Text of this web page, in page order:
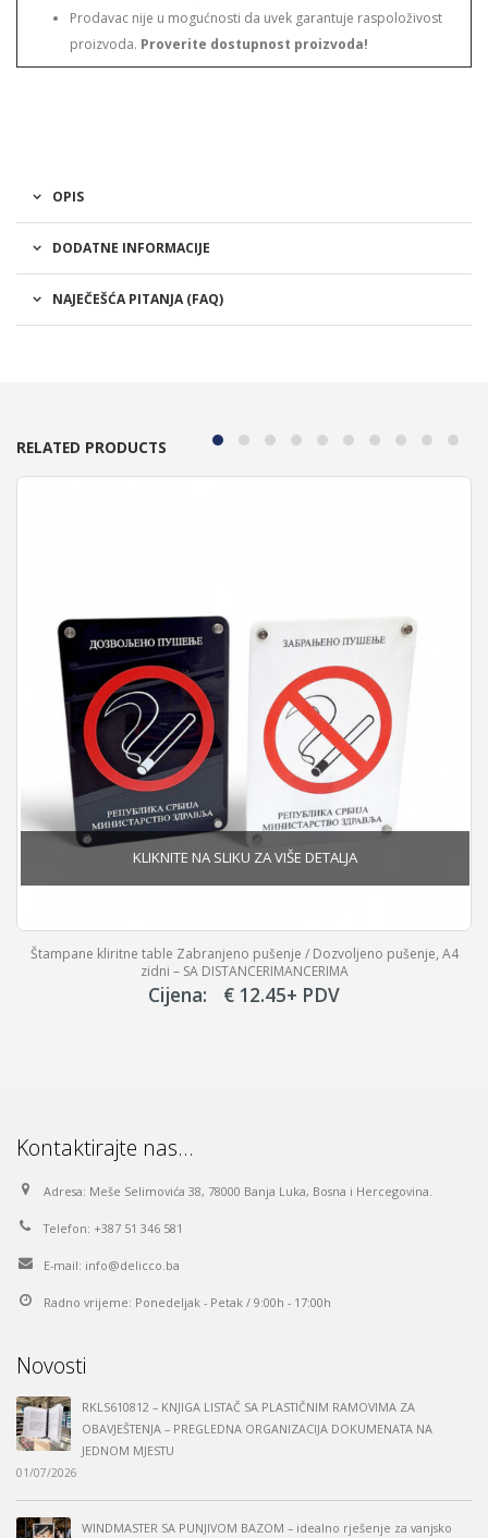
Prodavac nije u mogućnosti da uvek garantuje raspoloživost
proizvoda. Proverite dostupnost proizvoda!
OPIS
DODATNE INFORMACIJE
NAJEČEŠĆA PITANJA (FAQ)
RELATED PRODUCTS
Štampane kliritne table Zabranjeno pušenje / Dozvoljeno pušenje, A4
zidni – SA DISTANCERIMANCERIMA
Cijena: € 12.45+ PDV
Kontaktirajte nas…
Adresa: Meše Selimovića 38, 78000 Banja Luka, Bosna i Hercegovina.
Telefon: +387 51 346 581
E-mail: info@delicco.ba
Radno vrijeme: Ponedeljak - Petak / 9:00h - 17:00h
Novosti
RKLS610812 – KNJIGA LISTAČ SA PLASTIČNIM RAMOVIMA ZA
OBAVJEŠTENJA – PREGLEDNA ORGANIZACIJA DOKUMENATA NA
JEDNOM MJESTU
01/07/2026
WINDMASTER SA PUNJIVOM BAZOM – idealno rješenje za vanjsko